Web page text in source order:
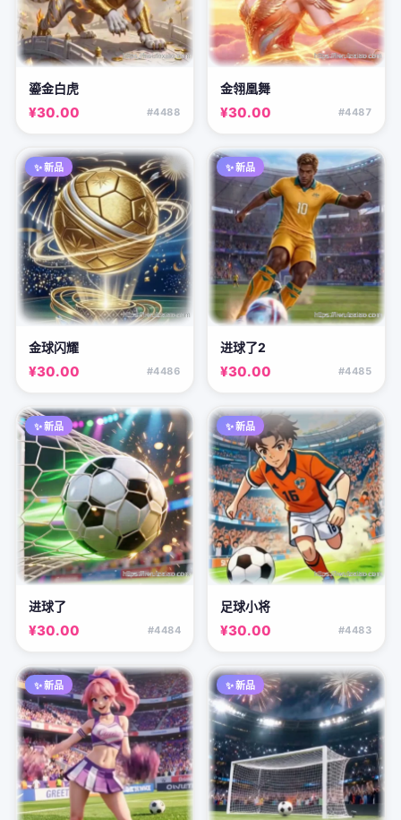
鎏金白虎
¥30.00 #4488
金翎凰舞
¥30.00 #4487
✨ 新品
金球闪耀
¥30.00 #4486
✨ 新品
进球了2
¥30.00 #4485
✨ 新品
进球了
¥30.00 #4484
✨ 新品
足球小将
¥30.00 #4483
✨ 新品 ✨ 新品